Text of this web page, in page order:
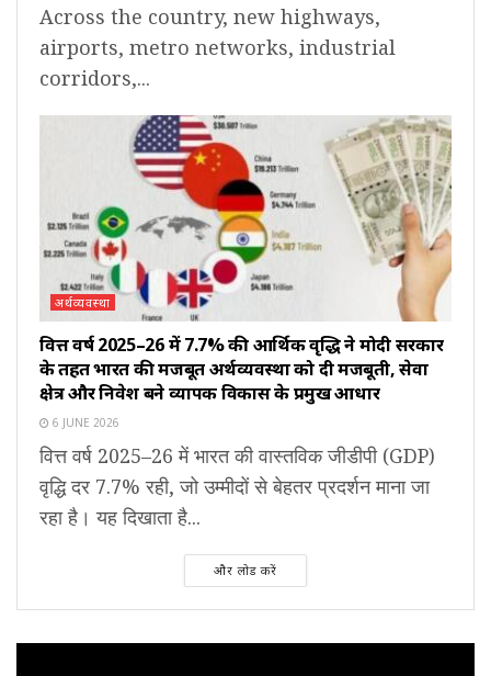
Across the country, new highways,
airports, metro networks, industrial
corridors,...
अर्थव्यवस्था
वित्त वर्ष 2025–26 में 7.7% की आर्थिक वृद्धि ने मोदी सरकार
के तहत भारत की मजबूत अर्थव्यवस्था को दी मजबूती, सेवा
क्षेत्र और निवेश बने व्यापक विकास के प्रमुख आधार
6 JUNE 2026
वित्त वर्ष 2025–26 में भारत की वास्तविक जीडीपी (GDP)
वृद्धि दर 7.7% रही, जो उम्मीदों से बेहतर प्रदर्शन माना जा
रहा है। यह दिखाता है...
और लोड करें